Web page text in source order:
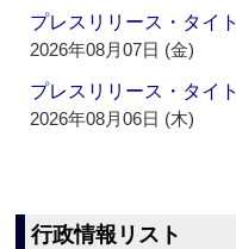
プレスリリース・タイ
2026年08月07日 (金)
プレスリリース・タイ
2026年08月06日 (木)
行政情報リスト